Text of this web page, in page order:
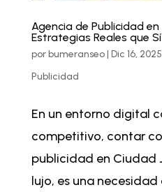
Agencia de Publicidad
Estrategias Reales que
porbumeranseo| Dic 16, 2025
Publicidad
En un entorno digital
competitivo, contar
publicidad en Ciudad
lujo, es una